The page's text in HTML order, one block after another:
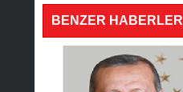
BENZER HABERLER